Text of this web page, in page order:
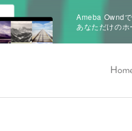
Ameba Owndで
あなただけの